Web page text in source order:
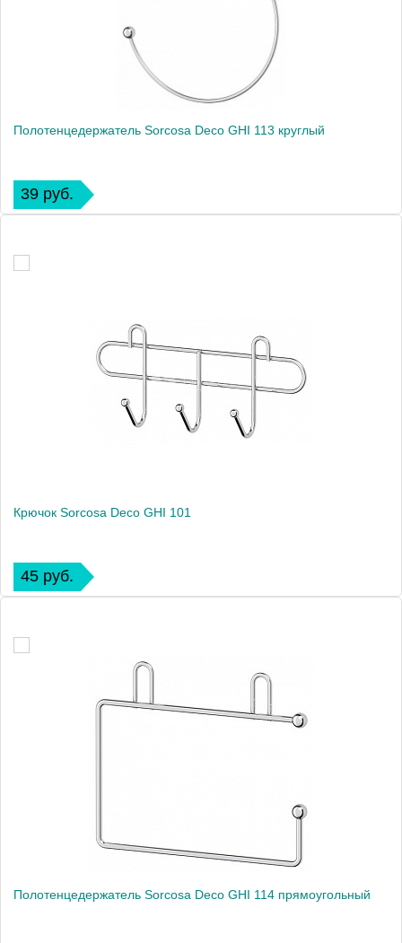
Полотенцедержатель Sorcosa Deco GHI 113 круглый
39 руб.
Крючок Sorcosa Deco GHI 101
45 руб.
Полотенцедержатель Sorcosa Deco GHI 114 прямоугольный